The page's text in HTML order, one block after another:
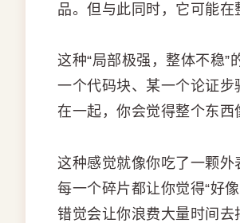
品。但与此同时，它可能在
这种“局部极强，整体不稳
一个代码块、某一个论证
在一起，你会觉得整个东西
这种感觉就像你吃了一颗外
每一个碎片都让你觉得“好
错觉会让你浪费大量时间去